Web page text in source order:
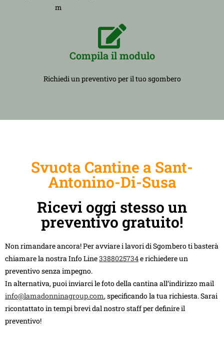
m
Compila il modulo
Richiedi un preventivo per il tuo sgombero
Svuota Cantine a Sant-
Antonino-Di-Susa
Ricevi oggi stesso un
preventivo gratuito!
Non rimandare ancora! Per avviare i lavori di Sgombero ti basterà
chiamare la nostra Info Line3388025734e richiedere un
preventivo senza impegno.
In alternativa, puoi inviarci le foto della cantina all’indirizzo mail
info@lamadonninagroup.com, specificando la tua richiesta. Sarai
ricontattato in tempi brevi dal nostro staff per definire il
preventivo!